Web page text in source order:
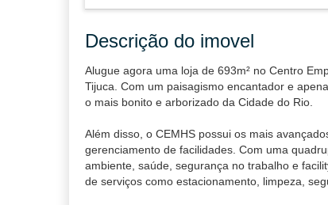
Descrição do imovel
Alugue agora uma loja de 693m² no Centro
Tijuca. Com um paisagismo encantador e
o mais bonito e arborizado da Cidade do Rio.
Além disso, o CEMHS possui os mais
gerenciamento de facilidades. Com uma
ambiente, saúde, segurança no trabalho e
de serviços como estacionamento, limpeza,